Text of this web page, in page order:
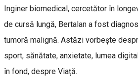
Inginer biomedical, cercetător în
de cursă lungă, Bertalan a fost
tumoră malignă. Astăzi vorbește
sport, sănătate, anxietate, lumea
în fond, despre Viață.